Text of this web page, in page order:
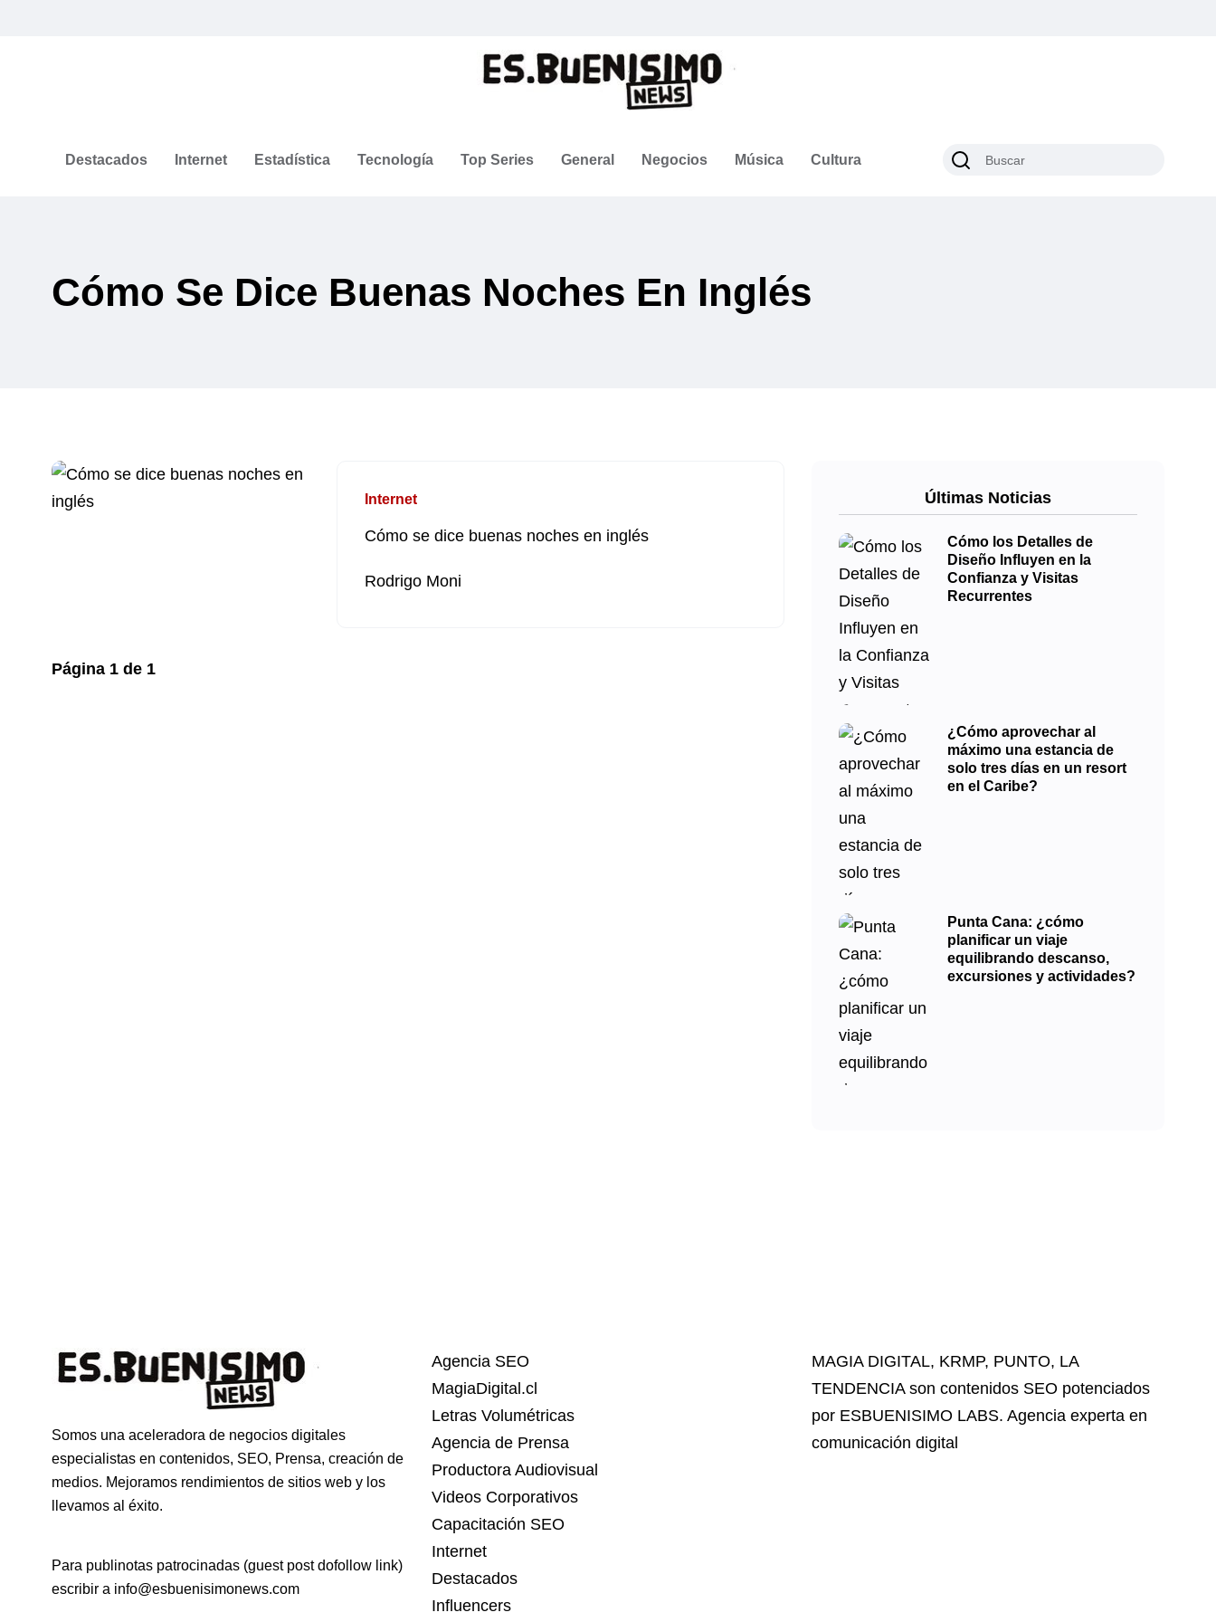
Destacados Internet Estadística Tecnología Top Series General Negocios Música Cultura
Cómo Se Dice Buenas Noches En Inglés
Internet
Cómo se dice buenas noches en inglés
Rodrigo Moni
Página 1 de 1
Últimas Noticias
Cómo los Detalles de
Diseño Influyen en la
Confianza y Visitas
Recurrentes
¿Cómo aprovechar al
máximo una estancia de
solo tres días en un resort
en el Caribe?
Punta Cana: ¿cómo
planificar un viaje
equilibrando descanso,
excursiones y actividades?
Somos una aceleradora de negocios digitales
especialistas en contenidos, SEO, Prensa, creación de
medios. Mejoramos rendimientos de sitios web y los
llevamos al éxito.
Para publinotas patrocinadas (guest post dofollow link)
escribir a info@esbuenisimonews.com
Agencia SEO
MagiaDigital.cl
Letras Volumétricas
Agencia de Prensa
Productora Audiovisual
Videos Corporativos
Capacitación SEO
Internet
Destacados
Influencers
MAGIA DIGITAL, KRMP, PUNTO, LA
TENDENCIAson contenidos SEO potenciados
por ESBUENISIMO LABS. Agencia experta en
comunicación digital